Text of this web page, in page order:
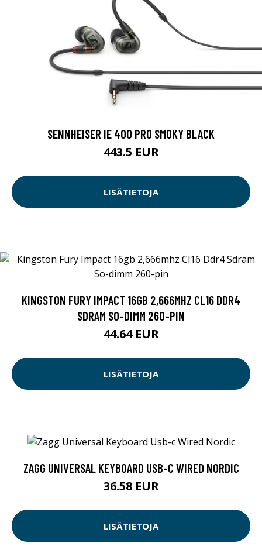
SENNHEISER IE 400 PRO SMOKY BLACK
443.5 EUR
LISÄTIETOJA
KINGSTON FURY IMPACT 16GB 2,666MHZ CL16 DDR4
SDRAM SO-DIMM 260-PIN
44.64 EUR
LISÄTIETOJA
ZAGG UNIVERSAL KEYBOARD USB-C WIRED NORDIC
36.58 EUR
LISÄTIETOJA